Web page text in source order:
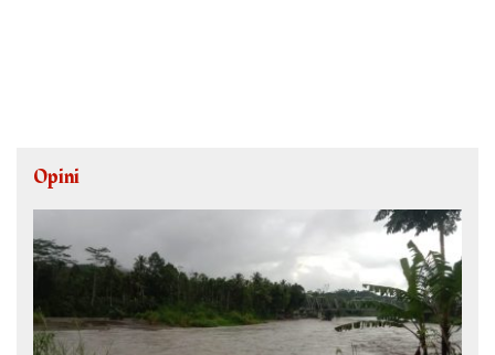
Opini